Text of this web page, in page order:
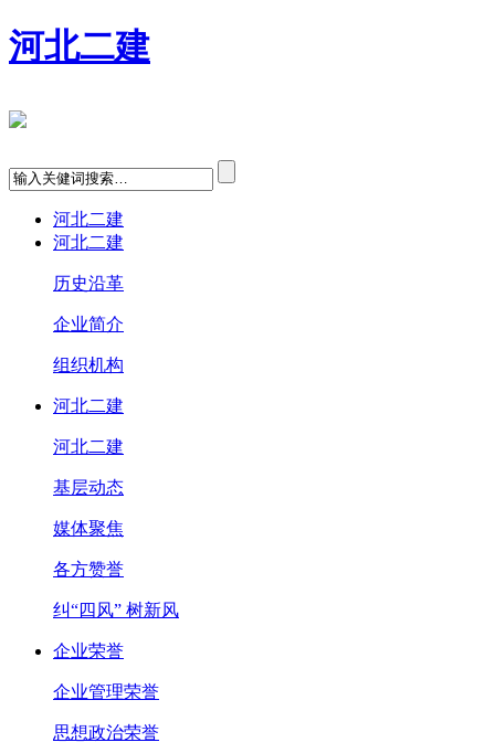
河北二建
河北二建
河北二建
历史沿革
企业简介
组织机构
河北二建
河北二建
基层动态
媒体聚焦
各方赞誉
纠“四风” 树新风
企业荣誉
企业管理荣誉
思想政治荣誉